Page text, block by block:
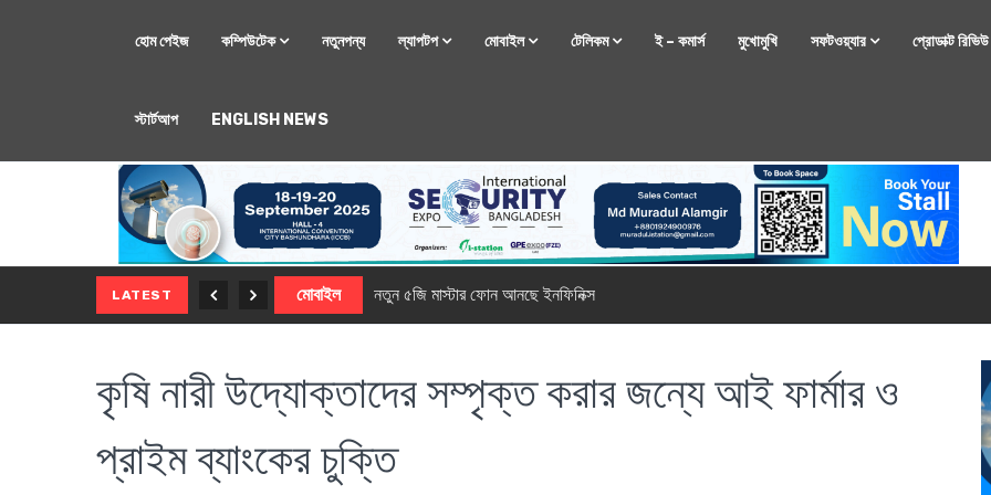
হোম পেইজ কম্পিউটেক নতুনপন্য ল্যাপটপ মোবাইল টেলিকম ই – কমার্স মুখোমুখি সফটওয়্যার প্রোডাক্ট রিভিউ
স্টার্টআপ ENGLISH NEWS
LATEST মোবাইল নতুন সি-সিরিজ স্মার্টফোন নিয়ে আসছে রিয়েলমি
কৃষি নারী উদ্যোক্তাদের সম্পৃক্ত করার জন্যে আই ফার্মার ও
প্রাইম ব্যাংকের চুক্তি